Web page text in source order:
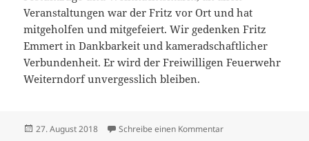
Veranstaltungen war der Fritz vor Ort und hat
mitgeholfen und mitgefeiert. Wir gedenken Fritz
Emmert in Dankbarkeit und kameradschaftlicher
Verbundenheit. Er wird der Freiwilligen Feuerwehr
Weiterndorf unvergesslich bleiben.
Veröffentlicht
27. August 2018 Schreibe einen Kommentarzu Nachruf Fritz